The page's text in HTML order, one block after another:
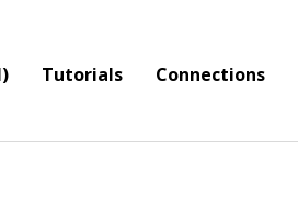
Tutorials Connections